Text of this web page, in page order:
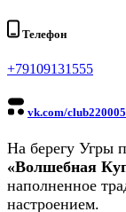
Телефон
+79109131555
vk.com/
На берегу Угры
«Волшебная
наполненное
настроением.